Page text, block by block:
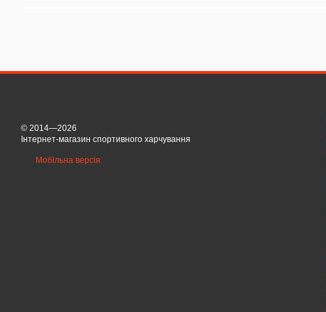
© 2014—2026
Інтернет-магазин спортивного харчування
Мобільна версія